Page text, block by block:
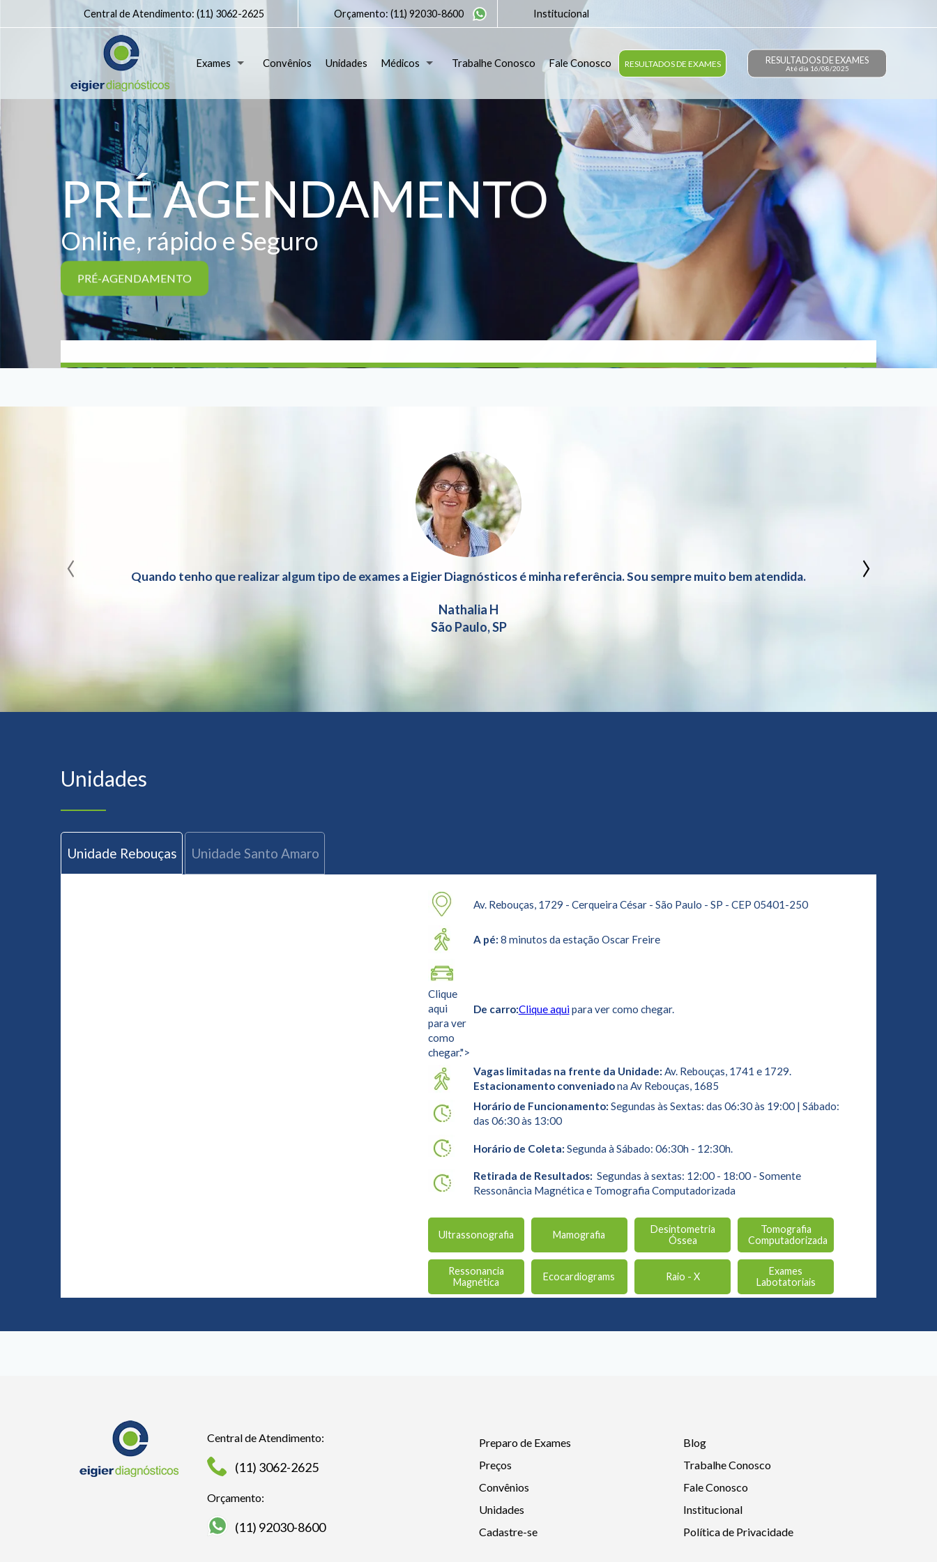
Central de Atendimento: (11) 3062-2625 Orçamento: (11) 92030-8600 Institucional
Exames Convênios Unidades Médicos Trabalhe Conosco Fale Conosco RESULTADOS DE EXAMES RESULTADOS DE EXAMES
Até dia 16/08/2025
PRÉ AGENDAMENTO
Online, rápido e Seguro
PRÉ-AGENDAMENTO
Quando tenho que realizar algum tipo de exames a Eigier Diagnósticos é minha referência. Sou sempre muito bem atendida.
Nathalia H
São Paulo, SP
‹ ›
Unidades
Unidade Rebouças Unidade Santo Amaro
Av. Rebouças, 1729 - Cerqueira César - São Paulo - SP - CEP 05401-250
A pé: 8 minutos da estação Oscar Freire
Clique
aqui
para ver
como
chegar.">
De carro:Clique aquipara ver como chegar.
Vagas limitadas na frente da Unidade: Av. Rebouças, 1741 e 1729.
Estacionamento conveniadona Av Rebouças, 1685
Horário de Funcionamento: Segundas às Sextas: das 06:30 às 19:00 | Sábado:
das 06:30 às 13:00
Horário de Coleta: Segunda à Sábado: 06:30h - 12:30h.
Retirada de Resultados: Segundas à sextas: 12:00 - 18:00 - Somente
Ressonância Magnética e Tomografia Computadorizada
Ultrassonografia Mamografia
Desintometria
Óssea
Tomografia
Computadorizada
Ressonancia
Magnética
Ecocardiograms Raio - X
Exames
Labotatoriais
Central de Atendimento:
(11) 3062-2625
Orçamento:
(11) 92030-8600
Preparo de Exames
Preços
Convênios
Unidades
Cadastre-se
Blog
Trabalhe Conosco
Fale Conosco
Institucional
Política de Privacidade